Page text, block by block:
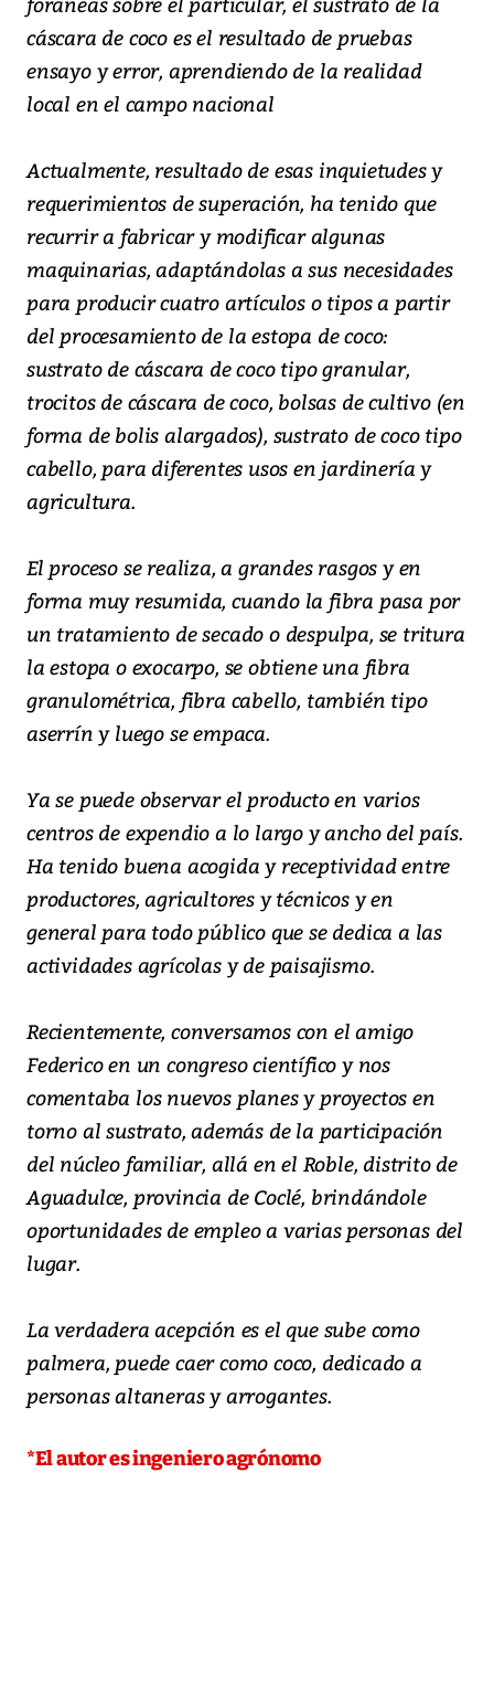
cáscara de coco es el resultado de pruebas
ensayo y error, aprendiendo de la realidad
local en el campo nacional
Actualmente, resultado de esas inquietudes y
requerimientos de superación, ha tenido que
recurrir a fabricar y modificar algunas
maquinarias, adaptándolas a sus necesidades
para producir cuatro artículos o tipos a partir
del procesamiento de la estopa de coco:
sustrato de cáscara de coco tipo granular,
trocitos de cáscara de coco, bolsas de cultivo (en
forma de bolis alargados), sustrato de coco tipo
cabello, para diferentes usos en jardinería y
agricultura.
El proceso se realiza, a grandes rasgos y en
forma muy resumida, cuando la fibra pasa por
un tratamiento de secado o despulpa, se tritura
la estopa o exocarpo, se obtiene una fibra
granulométrica, fibra cabello, también tipo
aserrín y luego se empaca.
Ya se puede observar el producto en varios
centros de expendio a lo largo y ancho del país.
Ha tenido buena acogida y receptividad entre
productores, agricultores y técnicos y en
general para todo público que se dedica a las
actividades agrícolas y de paisajismo.
Recientemente, conversamos con el amigo
Federico en un congreso científico y nos
comentaba los nuevos planes y proyectos en
torno al sustrato, además de la participación
del núcleo familiar, allá en el Roble, distrito de
Aguadulce, provincia de Coclé, brindándole
oportunidades de empleo a varias personas del
lugar.
La verdadera acepción es el que sube como
palmera, puede caer como coco, dedicado a
personas altaneras y arrogantes.
*El autor es ingeniero agrónomo